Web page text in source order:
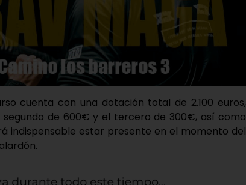
cuenta con una dotación total de 2.100 euros,
segundo de 600€ y el tercero de 300€, así como
indispensable estar presente en el momento del